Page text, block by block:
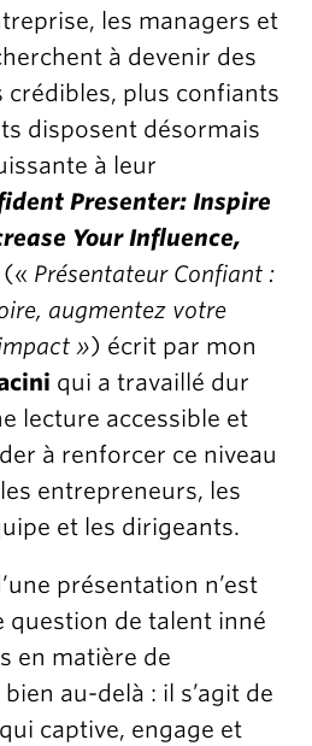
les managers et
à devenir des
plus confiants
disposent désormais
à leur
Presenter: Inspire
Your Influence,
Présentateur Confiant :
augmentez votre
») écrit par mon
qui a travaillé dur
lecture accessible et
à renforcer ce niveau
entrepreneurs, les
et les dirigeants.
présentation n’est
question de talent inné
en matière de
au-delà : il s’agit de
captive, engage et